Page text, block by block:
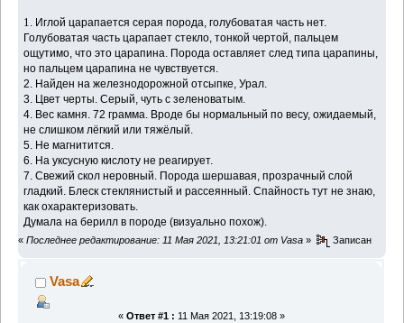
1. Иглой царапается серая порода, голубоватая часть нет.
Голубоватая часть царапает стекло, тонкой чертой, пальцем
ощутимо, что это царапина. Порода оставляет след типа царапины,
но пальцем царапина не чувствуется.
2. Найден на железнодорожной отсыпке, Урал.
3. Цвет черты. Серый, чуть с зеленоватым.
4. Вес камня. 72 грамма. Вроде бы нормальный по весу, ожидаемый,
не слишком лёгкий или тяжёлый.
5. Не магнитится.
6. На уксусную кислоту не реагирует.
7. Свежий скол неровный. Порода шершавая, прозрачный слой
гладкий. Блеск стеклянистый и рассеянный. Спайность тут не знаю,
как охарактеризовать.
Думала на берилл в породе (визуально похож).
« Последнее редактирование: 11 Мая 2021, 13:21:01 от Vasa » Записан
Vasa
« Ответ #1 : 11 Мая 2021, 13:19:08 »